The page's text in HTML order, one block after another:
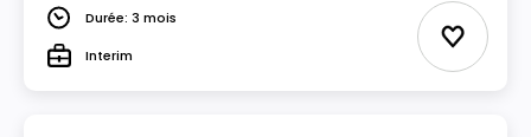
DuréeDurée: 3 mois
TypeInterim Ajouter